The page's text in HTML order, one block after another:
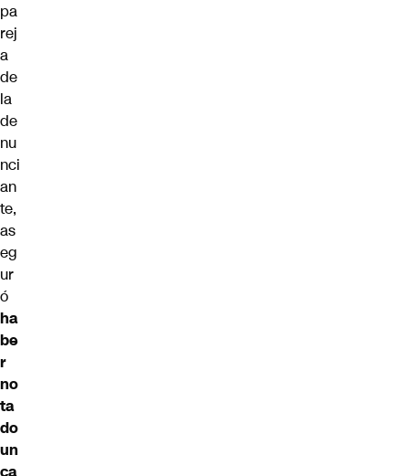
pa
rej
a
de
la
de
nu
nci
an
te,
as
eg
ur
ó
ha
be
r
no
ta
do
un
ca